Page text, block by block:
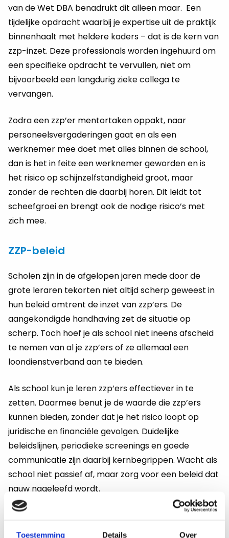
Toestemming Details Over
van de Wet DBA benadrukt dit alleen maar. Een
tijdelijke opdracht waarbij je expertise uit de praktijk
binnenhaalt met heldere kaders – dat is de kern van
zzp-inzet. Deze professionals worden ingehuurd om
een specifieke opdracht te vervullen, niet om
bijvoorbeeld een langdurig zieke collega te
vervangen.
Zodra een zzp’er mentortaken oppakt, naar
personeelsvergaderingen gaat en als een
werknemer mee doet met alles binnen de school,
dan is het in feite een werknemer geworden en is
het risico op schijnzelfstandigheid groot, maar
zonder de rechten die daarbij horen. Dit leidt tot
scheefgroei en brengt ook de nodige risico’s met
zich mee.
ZZP-beleid
Scholen zijn in de afgelopen jaren mede door de
grote leraren tekorten niet altijd scherp geweest in
hun beleid omtrent de inzet van zzp’ers. De
aangekondigde handhaving zet de situatie op
scherp. Toch hoef je als school niet ineens afscheid
te nemen van al je zzp’ers of ze allemaal een
loondienstverband aan te bieden.
Als school kun je leren zzp’ers effectiever in te
zetten. Daarmee benut je de waarde die zzp’ers
kunnen bieden, zonder dat je het risico loopt op
juridische en financiële gevolgen. Duidelijke
beleidslijnen, periodieke screenings en goede
communicatie zijn daarbij kernbegrippen. Wacht als
school niet passief af, maar zorg voor een beleid dat
nauw nageleefd wordt.
Als ze op de juiste wijze ingezet worden zijn zzp’ers
de bruggenbouwers die een school dichter bij de